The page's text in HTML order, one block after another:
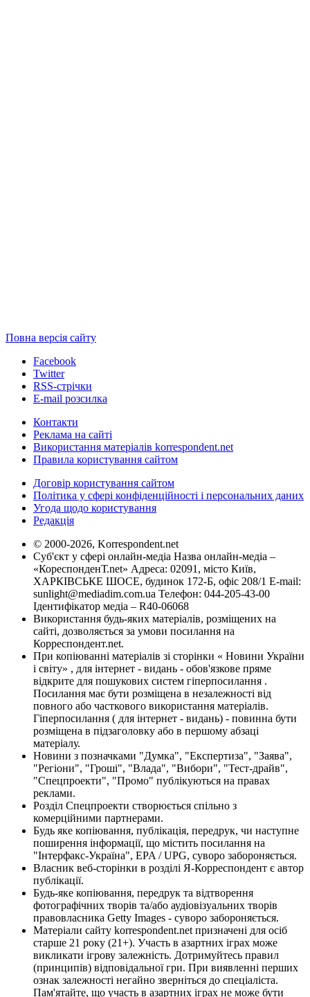
Повна версія сайту
Facebook
Twitter
RSS-стрічки
E-mail розсилка
Контакти
Реклама на сайті
Використання матеріалів korrespondent.net
Правила користування сайтом
Договір користування сайтом
Політика у сфері конфіденційності і персональних даних
Угода щодо користування
Редакція
© 2000-2026, Korrespondent.net
Суб'єкт у сфері онлайн-медіа Назва онлайн-медіа –
«КореспонденТ.net» Адреса: 02091, місто Київ,
ХАРКІВСЬКЕ ШОСЕ, будинок 172-Б, офіс 208/1 E-mail:
sunlight@mediadim.com.ua Телефон: 044-205-43-00
Ідентифікатор медіа – R40-06068
Використання будь-яких матеріалів, розміщених на
сайті, дозволяється за умови посилання на
Корреспондент.net.
При копіюванні матеріалів зі сторінки « Новини України
і світу» , для інтернет - видань - обов'язкове пряме
відкрите для пошукових систем гіперпосилання .
Посилання має бути розміщена в незалежності від
повного або часткового використання матеріалів.
Гіперпосилання ( для інтернет - видань) - повинна бути
розміщена в підзаголовку або в першому абзаці
матеріалу.
Новини з позначками "Думка", "Експертиза", "Заява",
"Регіони", "Гроші", "Влада", "Вибори", "Тест-драйв",
"Спецпроекти", "Промо" публікуються на правах
реклами.
Розділ Спецпроекти створюється спільно з
комерційними партнерами.
Будь яке копіювання, публікація, передрук, чи наступне
поширення інформації, що містить посилання на
"Інтерфакс-Україна", EPA / UPG, суворо забороняється.
Власник веб-сторінки в розділі Я-Корреспондент є автор
публікації.
Будь-яке копіювання, передрук та відтворення
фотографічних творів та/або аудіовізуальних творів
правовласника Getty Images - суворо забороняється.
Матеріали сайту korrespondent.net призначені для осіб
старше 21 року (21+). Участь в азартних іграх може
викликати ігрову залежність. Дотримуйтесь правил
(принципів) відповідальної гри. При виявленні перших
ознак залежності негайно зверніться до спеціаліста.
Пам'ятайте, що участь в азартних іграх не може бути